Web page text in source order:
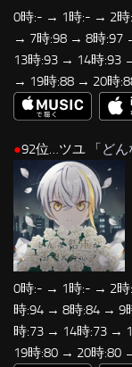
0時:- → 1時:- → 2時
→ 7時:98 → 8時:97
13時:93 → 14時:93
→ 19時:88 → 20時
●92位…ツユ 「ど
0時:- → 1時:- → 2
時:94 → 8時:84 → 9
時:73 → 14時:73 →
19時:80 → 20時:80